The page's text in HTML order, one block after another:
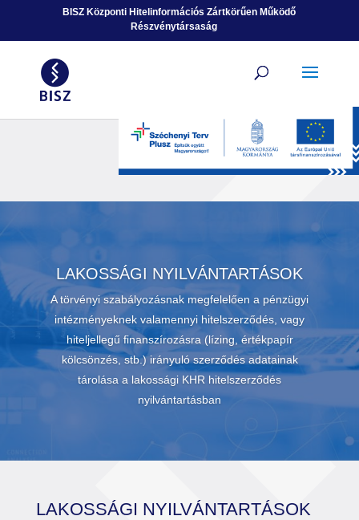
Ugrás a tartalomhozBISZ Központi Hitelinformációs Zártkörűen Működő
Részvénytársaság
LAKOSSÁGI NYILVÁNTARTÁSOK
A törvényi szabályozásnak megfelelően a pénzügyi
intézményeknek valamennyi hitelszerződés, vagy
hiteljellegű finanszírozásra (lízing, értékpapír
kölcsönzés, stb.) irányuló szerződés adatainak
tárolása a lakossági KHR hitelszerződés
nyilvántartásban
LAKOSSÁGI NYILVÁNTARTÁSOK